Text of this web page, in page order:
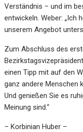
Verständnis – und im
entwickeln. Weber: „Ich
unserem Angebot
Zum Abschluss des
einen Tipp mit auf den
ganz andere Menschen
Und genießen Sie es
Meinung sind.“
– Korbinian Huber –